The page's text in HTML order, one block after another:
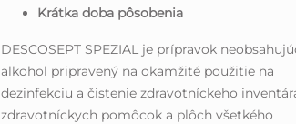
Krátka doba pôsobenia
DESCOSEPT SPEZIAL je prípravok
alkohol pripravený na okamžité použitie na
dezinfekciu a čistenie zdravotníckeho
zdravotníckych pomôcok a plôch všetkého